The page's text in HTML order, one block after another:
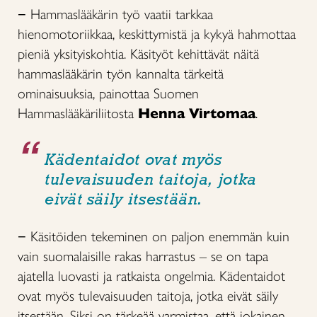
− Hammaslääkärin työ vaatii tarkkaa
hienomotoriikkaa, keskittymistä ja kykyä hahmottaa
pieniä yksityiskohtia. Käsityöt kehittävät näitä
hammaslääkärin työn kannalta tärkeitä
ominaisuuksia, painottaa Suomen
Hammaslääkäriliitosta Henna Virtomaa.
Kädentaidot ovat myös
tulevaisuuden taitoja, jotka
eivät säily itsestään.
− Käsitöiden tekeminen on paljon enemmän kuin
vain suomalaisille rakas harrastus – se on tapa
ajatella luovasti ja ratkaista ongelmia. Kädentaidot
ovat myös tulevaisuuden taitoja, jotka eivät säily